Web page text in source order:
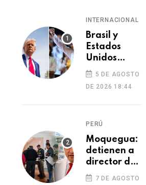
INTERNACIONAL
Brasil y
Estados
Unidos
elevan
tensión
diplomática
tras retiro
embajadora
en
Washington
5 DE AGOSTO
DE 2026 18:44
PERÚ
Moquegua:
detienen a
director de
Essalud en
7 DE AGOSTO